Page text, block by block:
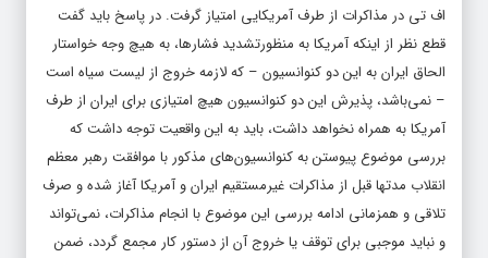
اف تی در مذاکرات از طرف آمریکایی امتیاز گرفت. در پاسخ باید گفت
قطع نظر از اینکه آمریکا به منظورتشدید فشارها، به هیچ وجه خواستار
الحاق ایران به این دو کنوانسیون – که لازمه خروج از لیست سیاه است
– نمی‌باشد، پذیرش این دو کنوانسیون هیچ امتیازی برای ایران از طرف
آمریکا به همراه نخواهد داشت، باید به این واقعیت توجه داشت که
بررسی موضوع پیوستن به کنوانسیون‌های مذکور با موافقت رهبر معظم
انقلاب مدتها قبل از مذاکرات غیرمستقیم ایران و آمریکا آغاز شده و صرف
تلاقی و همزمانی ادامه بررسی این موضوع با انجام مذاکرات، نمی‌تواند
و نباید موجبی برای توقف یا خروج آن از دستور کار مجمع گردد، ضمن